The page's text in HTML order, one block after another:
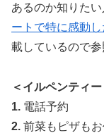
あるのか知りたい
ートで特に感動
載しているので参
＜イルペンティ
1. 電話予約
2. 前菜もピザも